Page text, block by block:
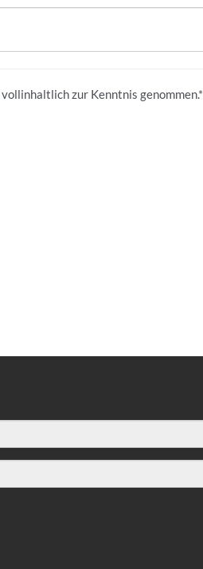
vollinhaltlich zur Kenntnis genommen.*